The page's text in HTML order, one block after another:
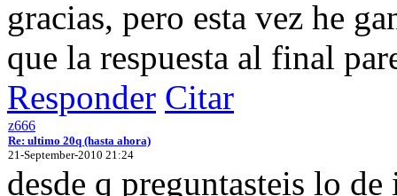
gracias, pero esta vez he
que la respuesta al final
Responder Citar
z666
Re: ultimo 20q (hasta ahora)
21-September-2010 21:24
desde q preguntasteis lo